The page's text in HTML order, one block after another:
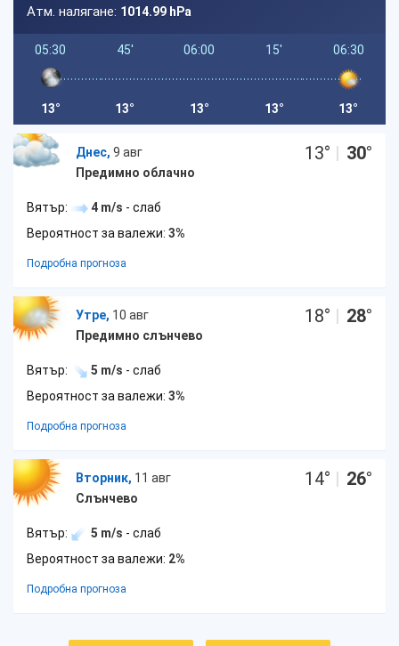
Атм. налягане: 1014.99 hPa
05:30
13°
45'
13°
06:00
13°
15'
13°
06:30
13°
Днес, 9 авг
Предимно облачно
13° | 30°
Вятър: 4 m/s - слаб
Вероятност за валежи: 3%
Подробна прогноза
Утре, 10 авг
Предимно слънчево
18° | 28°
Вятър: 5 m/s - слаб
Вероятност за валежи: 3%
Подробна прогноза
Вторник, 11 авг
Слънчево
14° | 26°
Вятър: 5 m/s - слаб
Вероятност за валежи: 2%
Подробна прогноза